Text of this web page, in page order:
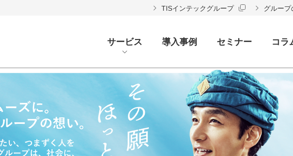
TISインテックグループ グループ
サービス 導入事例 セミナー コラ